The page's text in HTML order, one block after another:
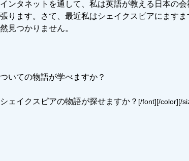
ンタネットを通して、私は英語が教える日本の
ります。さて、最近私はシェイクスピアにます
見つかりません。
いての物語が学べますか？
ェイクスピアの物語が探せますか？ [/font][/color][/